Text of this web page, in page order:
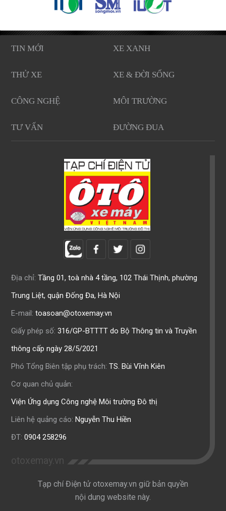
TIN MỚI XE XANH
THỬ XE XE & ĐỜI SỐNG
CÔNG NGHỆ MÔI TRƯỜNG
TƯ VẤN ĐƯỜNG ĐUA
Địa chỉ: Tầng 01, toà nhà 4 tầng, 102 Thái Thịnh, phường
Trung Liệt, quận Đống Đa, Hà Nội
E-mail: toasoan@otoxemay.vn
Giấy phép số: 316/GP-BTTTT do Bộ Thông tin và Truyền
thông cấp ngày 28/5/2021
Phó Tổng Biên tập phụ trách: TS. Bùi Vĩnh Kiên
Cơ quan chủ quản:
Viện Ứng dụng Công nghệ Môi trường Đô thị
Liên hệ quảng cáo: Nguyễn Thu Hiền
ĐT: 0904 258296
otoxemay.vn
Tạp chí Điện tử otoxemay.vn giữ bản quyền
nội dung website này.